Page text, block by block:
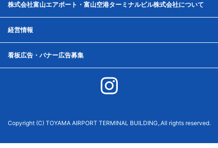
株式会社富山エアポート・富山空港ターミナルビル株式会社について
経営情報
看板広告・バナー広告募集
Copyright (C) TOYAMA AIRPORT TERMINAL BUILDING,.All rights reserved.